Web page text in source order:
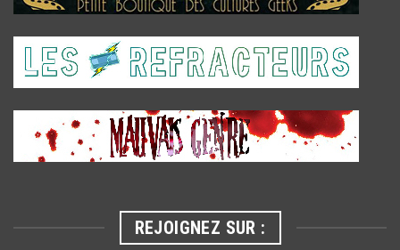
REJOIGNEZ SUR :